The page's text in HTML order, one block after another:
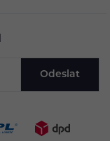
Odeslat